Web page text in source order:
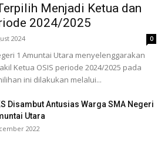
Menjadi Ketua dan
2024/2025
2024 0
1 Amuntai Utara menyelenggarakan
Ketua OSIS periode 2024/2025 pada
ini dilakukan melalui...
Disambut Antusias Warga SMA Negeri
Utara
2022